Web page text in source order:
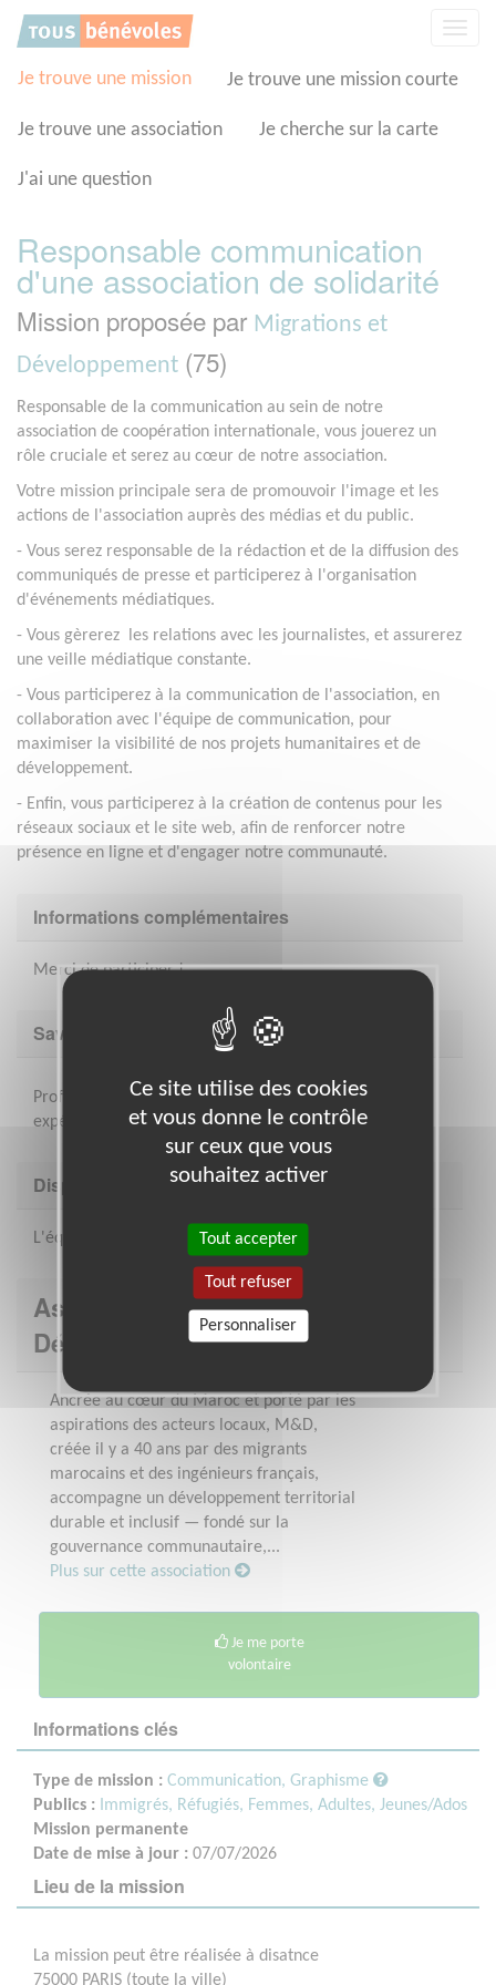
Je trouve une mission Je trouve une mission courte
Je trouve une association Je cherche sur la carte
J'ai une question
Responsable communication
d'une association de solidarité
Mission proposée par Migrations et
Développement (75)
Responsable de la communication au sein de notre
association de coopération internationale, vous jouerez un
rôle cruciale et serez au cœur de notre association.
Votre mission principale sera de promouvoir l'image et les
actions de l'association auprès des médias et du public.
- Vous serez responsable de la rédaction et de la diffusion des
communiqués de presse et participerez à l'organisation
d'événements médiatiques.
- Vous gèrerez les relations avec les journalistes, et assurerez
une veille médiatique constante.
- Vous participerez à la communication de l'association, en
collaboration avec l'équipe de communication, pour
maximiser la visibilité de nos projets humanitaires et de
développement.
- Enfin, vous participerez à la création de contenus pour les
réseaux sociaux et le site web, afin de renforcer notre
présence en ligne et d'engager notre communauté.
Informations complémentaires
Merci de participer !
Savoir être & compétences
Professionel.le de la communication avec une
expérience d'au moins 4 ans dans ce domaine.
Disponibilité demandée
L'équivalent d'un jour par semaine
Association : Migrations et
Développement
Ancrée au cœur du Maroc et porté par les
aspirations des acteurs locaux, M&D,
créée il y a 40 ans par des migrants
marocains et des ingénieurs français,
accompagne un développement territorial
durable et inclusif — fondé sur la
gouvernance communautaire,...
Plus sur cette association
Je me porte
volontaire
Informations clés
Type de mission : Communication, Graphisme
Publics : Immigrés, Réfugiés, Femmes, Adultes, Jeunes/Ados
Mission permanente
Date de mise à jour : 07/07/2026
Lieu de la mission
La mission peut être réalisée à disatnce
75000 PARIS (toute la ville)
Panneau de gestion des cookies
Ce site utilise des cookies
et vous donne le contrôle
sur ceux que vous
souhaitez activer
Tout accepter
Tout refuser
Personnaliser